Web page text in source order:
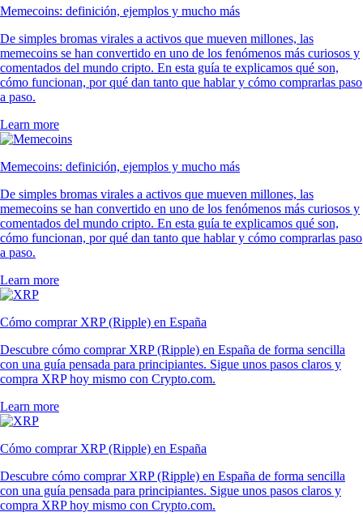
Memecoins: definición, ejemplos y mucho más
De simples bromas virales a activos que mueven millones, las
memecoins se han convertido en uno de los fenómenos más curiosos y
comentados del mundo cripto. En esta guía te explicamos qué son,
cómo funcionan, por qué dan tanto que hablar y cómo comprarlas paso
a paso.
Learn more
Memecoins: definición, ejemplos y mucho más
De simples bromas virales a activos que mueven millones, las
memecoins se han convertido en uno de los fenómenos más curiosos y
comentados del mundo cripto. En esta guía te explicamos qué son,
cómo funcionan, por qué dan tanto que hablar y cómo comprarlas paso
a paso.
Learn more
Cómo comprar XRP (Ripple) en España
Descubre cómo comprar XRP (Ripple) en España de forma sencilla
con una guía pensada para principiantes. Sigue unos pasos claros y
compra XRP hoy mismo con Crypto.com.
Learn more
Cómo comprar XRP (Ripple) en España
Descubre cómo comprar XRP (Ripple) en España de forma sencilla
con una guía pensada para principiantes. Sigue unos pasos claros y
compra XRP hoy mismo con Crypto.com.